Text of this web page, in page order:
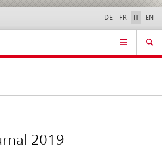
Contatto | Supporto &
aiuto
DE FR IT EN
2019